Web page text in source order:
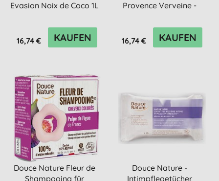
Evasion Noix de Coco 1L
16,74 € KAUFEN
Provence Verveine -
16,74 € KAUFEN
Douce Nature Fleur de
Shampooing für
Douce Nature -
Intimpflegetücher